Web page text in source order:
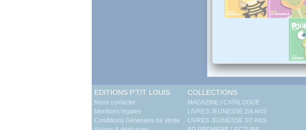
EDITIONS P'TIT LOUIS
Nous contacter
Mentions légales
Conditions Générales de Vente
COLLECTIONS
MAGAZINE / CATALOGUE
LIVRES JEUNESSE 2/4 ANS
LIVRES JEUNESSE 3/7 ANS